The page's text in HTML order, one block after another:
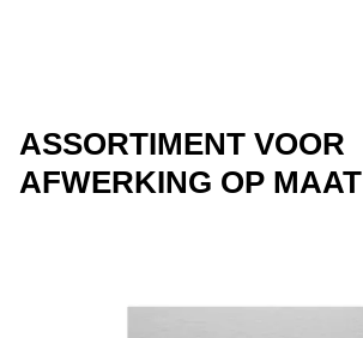
ASSORTIMENT VOOR
AFWERKING OP MAAT